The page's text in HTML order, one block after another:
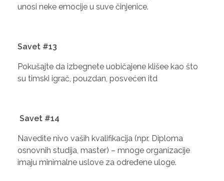
unosi neke emocije u suve činjenice.
Savet #13
Pokušajte da izbegnete uobičajene klišee kao što
su timski igrač, pouzdan, posvećen itd
Savet #14
Navedite nivo vaših kvalifikacija (npr. Diploma
osnovnih studija, master) – mnoge organizacije
imaju minimalne uslove za određene uloge.